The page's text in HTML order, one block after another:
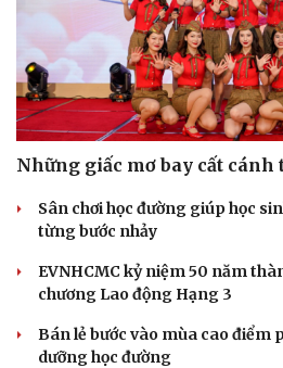
Những giấc mơ bay cất cánh
Sân chơi học đường giúp học
từng bước nhảy
EVNHCMC kỷ niệm 50 năm
chương Lao động Hạng 3
Bán lẻ bước vào mùa cao điểm
dưỡng học đường